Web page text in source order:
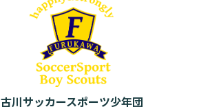
古川サッカースポーツ少年団